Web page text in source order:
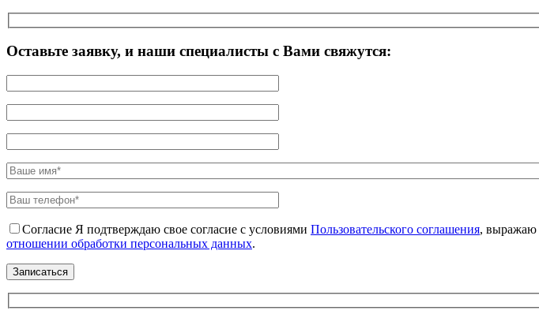
Оставьте заявку, и наши специалисты с Вами свяжутся:
Согласие Я подтверждаю свое согласие с условиями Пользовательского соглашения, выражаю
отношении обработки персональных данных.